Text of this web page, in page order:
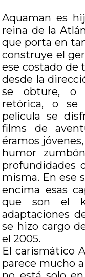
Aquaman es
reina de la
que porta en
construye el
ese costado de
desde la
se obture, o
retórica, o se
película se
films de
éramos
humor
profundidades
misma. En ese
encima esas
que son el
adaptaciones
se hizo cargo
el 2005.
El carismático
parece mucho